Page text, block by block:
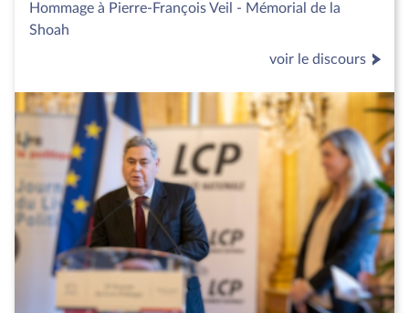
Hommage à Pierre-François Veil - Mémorial de la
Shoah
voir le discours